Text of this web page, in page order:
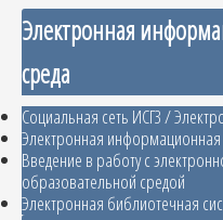
Электронная
среда
Социальная сеть ИСГЗ /
Электронная
Введение в работу с
образовательной средой
Электронная библиотечная